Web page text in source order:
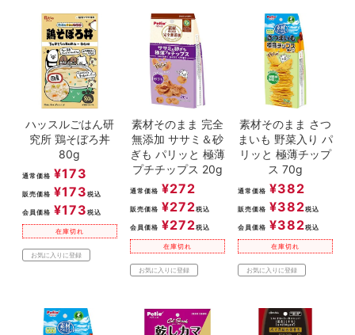
ハッスルごはん研
究所 鶏そぼろ丼
80g
通常価格 ¥173
販売価格 ¥173 税込
会員価格 ¥173 税込
在庫切れ
お気に入りに登録
素材そのまま 完全
無添加 ササミ＆砂
ぎも パリッと 極薄
プチチップス 20g
通常価格 ¥272
販売価格 ¥272税込
会員価格 ¥272税込
在庫切れ
お気に入りに登録
素材そのまま さつ
まいも 野菜入り パ
リッと 極薄チップ
ス 70g
通常価格 ¥382
販売価格 ¥382税込
会員価格 ¥382税込
在庫切れ
お気に入りに登録